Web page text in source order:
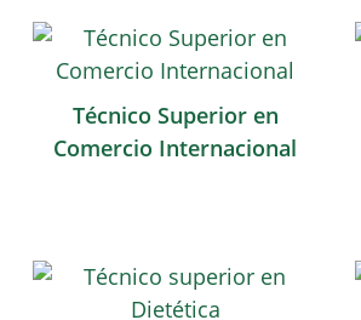
Técnico Superior en
Comercio Internacional